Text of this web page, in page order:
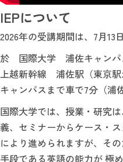
IEPについて
2026年の受講期間は、7月13
於 国際大学 浦佐キャンパ
上越新幹線 浦佐駅（東京駅
キャンパスまで車で7分（浦
国際大学では、授業・研究
義、セミナーからケース・
により進められますが、そ
手段である英語の能力が 極